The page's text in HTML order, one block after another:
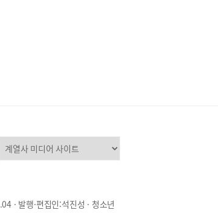
· 발행·편집인:석진성 · 청소년